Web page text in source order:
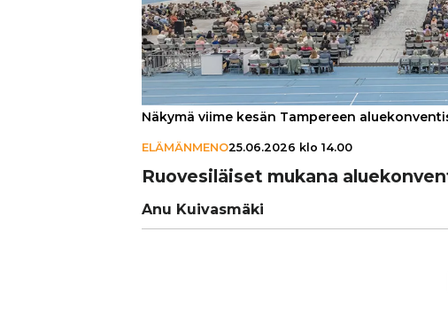
Näkymä viime kesän Tampereen
ELÄMÄNMENO25.06.2026 klo 14.00
Ruo­ve­si­läi­set mukana
Anu Kuivasmäki